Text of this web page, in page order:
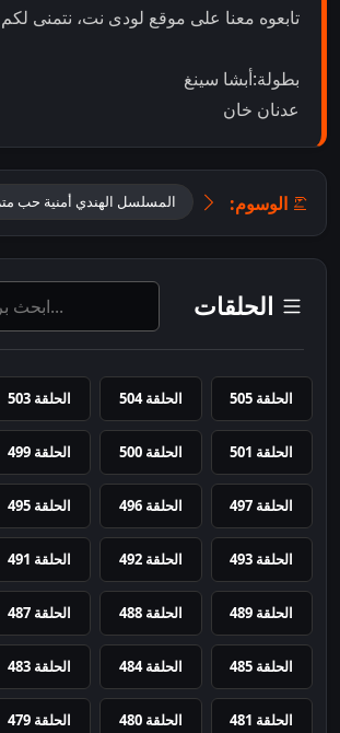
تابعوه معنا على موقع لودى نت، نتمنى
بطولة:أبشا سينغ
عدنان خان
الوسوم: المسلسل الهندي أمنية حب
الحلقات
الحلقة 505 الحلقة 504 الحلقة 503
الحلقة 501 الحلقة 500 الحلقة 499
الحلقة 497 الحلقة 496 الحلقة 495
الحلقة 493 الحلقة 492 الحلقة 491
الحلقة 489 الحلقة 488 الحلقة 487
الحلقة 485 الحلقة 484 الحلقة 483
الحلقة 481 الحلقة 480 الحلقة 479